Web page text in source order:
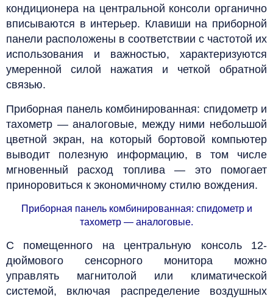
кондиционера на центральной консоли органично
вписываются в интерьер. Клавиши на приборной
панели расположены в соответствии с частотой их
использования и важностью, характеризуются
умеренной силой нажатия и четкой обратной
связью.
Приборная панель комбинированная: спидометр и
тахометр — аналоговые, между ними небольшой
цветной экран, на который бортовой компьютер
выводит полезную информацию, в том числе
мгновенный расход топлива — это помогает
приноровиться к экономичному стилю вождения.
Приборная панель комбинированная: спидометр и
тахометр — аналоговые.
С помещенного на центральную консоль 12-
дюймового сенсорного монитора можно
управлять магнитолой или климатической
системой, включая распределение воздушных